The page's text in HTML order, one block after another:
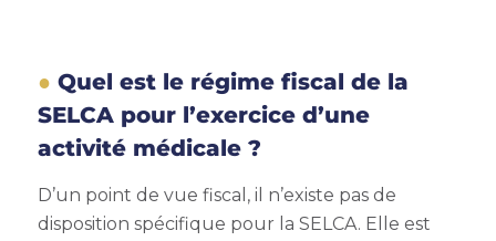
Quel est le régime fiscal de la
SELCA pour l’exercice d’une
activité médicale ?
D’un point de vue fiscal, il n’existe pas de
disposition spécifique pour la SELCA. Elle est